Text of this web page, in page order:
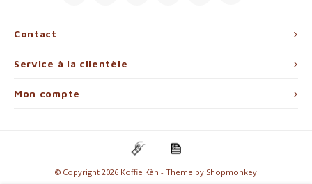
Contact
Service à la clientèle
Mon compte
© Copyright 2026 Koffie Kàn - Theme by Shopmonkey